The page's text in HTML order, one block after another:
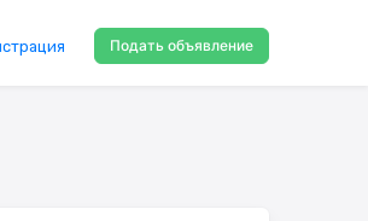
Подать объявление